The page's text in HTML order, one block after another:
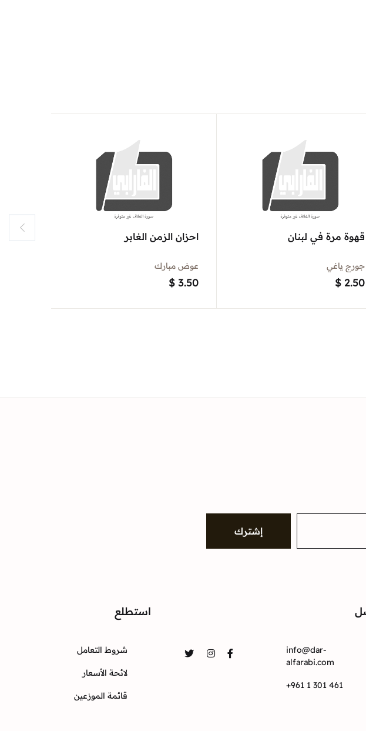
احزان الزمن الغابر
عوض مبارك
$ 3.50
قهوة مرة في لبنان
جورج ياغي
$ 2.50
إشترك
info@dar-
alfarabi.com
+961 1 301 461
Facebook
Instagram
Twitter
استطلع
شروط التعامل
لائحة الأسعار
قائمة الموزعين